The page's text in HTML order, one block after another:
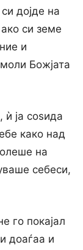
дојде на
си земе
и
Божјата
ѝ ја соѕида
како над
на
себеси,
го покајал
доаѓаа и